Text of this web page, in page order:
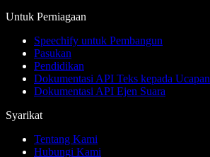
Untuk Perniagaan
Speechify untuk Pembangun
Pasukan
Pendidikan
Dokumentasi API Teks kepada Ucapan
Dokumentasi API Ejen Suara
Syarikat
Tentang Kami
Hubungi Kami